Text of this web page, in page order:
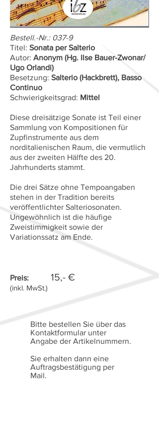
Bestell.-Nr.: 037-9
Titel: Sonata per Salterio
Autor: Anonym (Hg. Ilse Bauer-Zwonar/
Ugo Orlandi)
Besetzung: Salterio (Hackbrett), Basso
Continuo
Schwierigkeitsgrad: Mittel
Diese dreisätzige Sonate ist Teil einer
Sammlung von Kompositionen für
Zupfinstrumente aus dem
norditalienischen Raum, die vermutlich
aus der zweiten Hälfte des 20.
Jahrhunderts stammt.
Die drei Sätze ohne Tempoangaben
stehen in der Tradition bereits
veröffentlichter Salteriosonaten.
Ungewöhnlich ist die häufige
Zweistimmigkeit sowie der
Variationssatz am Ende.
Preis: 15,- €
(inkl. MwSt.)
Bitte bestellen Sie über das
Kontaktformular unter
Angabe der Artikelnummern.
Sie erhalten dann eine
Auftragsbestätigung per
Mail.